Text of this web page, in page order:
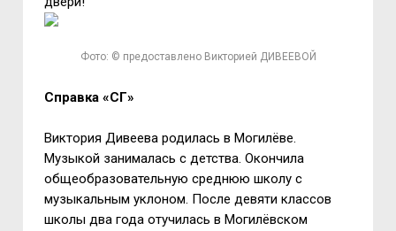
Фото: © предоставлено Викторией ДИВЕЕВОЙ
Справка «СГ»
Виктория Дивеева родилась в Могилёве.
Музыкой занималась с детства. Окончила
общеобразовательную среднюю школу с
музыкальным уклоном. После девяти классов
школы два года отучилась в Могилёвском